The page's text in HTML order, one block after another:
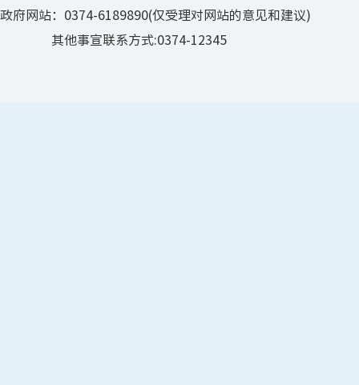
政府网站：0374-6189890(仅受理对网站的意见和建议)
其他事宣联系方式:0374-12345